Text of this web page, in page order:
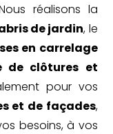
réalisons la
de jardin, le
en carrelage
de clôtures et
pour vos
et de façades,
besoins, à vos